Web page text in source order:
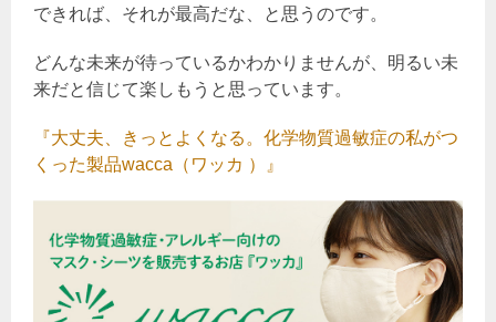
できれば、それが最高だな、と思うのです。
どんな未来が待っているかわかりませんが、明るい未
来だと信じて楽しもうと思っています。
『大丈夫、きっとよくなる。化学物質過敏症の私がつ
くった製品wacca（ワッカ ）』